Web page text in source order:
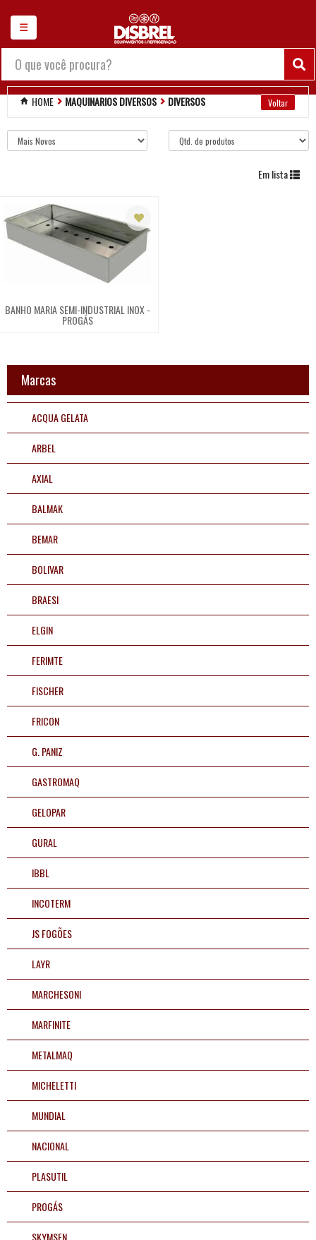
☰
Balanças
Maquinarios diversos
Amassadeira em
Assador de
frangos
Batedeira
shake
Descascador
Diversos
Fatiadeira
Fritadeira
Refrigeração comercial
Ar e ventilação
Bebedouros e
purificadores
Fogões
Fornos
Liquidificadores e
extratores
Buffets e estufas
Utilidades
Mesas em geral
Equipamentos
Peças
Aplicações
Conosco
61
32459900
Televendas
61
32459900
HOME MAQUINARIOS DIVERSOS DIVERSOS
Em lista
BANHO MARIA SEMI-INDUSTRIAL INOX -
PROGÁS
Marcas
ACQUA GELATA
ARBEL
AXIAL
BALMAK
BEMAR
BOLIVAR
BRAESI
ELGIN
FERIMTE
FISCHER
FRICON
G. PANIZ
GASTROMAQ
GELOPAR
GURAL
IBBL
INCOTERM
JS FOGÕES
LAYR
MARCHESONI
MARFINITE
METALMAQ
MICHELETTI
MUNDIAL
NACIONAL
PLASUTIL
PROGÁS
SKYMSEN
Chamar no WhatsApp
preencha os dados para iniciar:
INICIAR CONVERSA